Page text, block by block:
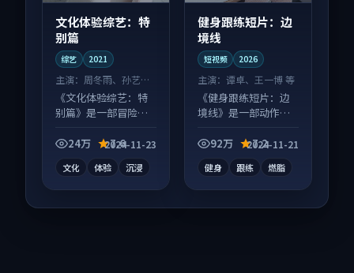
文化体验综艺：特
别篇
综艺 2021
主演： 周冬雨、孙艺珍
等
《文化体验综艺：特
别篇》是一部冒险向
发酵，适合周末一口
24万 7.6
2024-11-23
文化 体验 沉浸
健身跟练短片：边
境线
短视频 2026
主演：谭卓、王一博 等
《健身跟练短片：边
境线》是一部动作向
屏端观看，细节更丰
92万 7.2
2024-11-21
健身 跟练 燃脂